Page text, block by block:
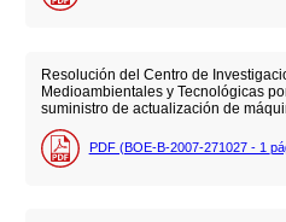
Resolución del Centro de
Medioambientales y Tecnológicas
suministro de actualización de
PDF (BOE-B-2007-271027 - 1